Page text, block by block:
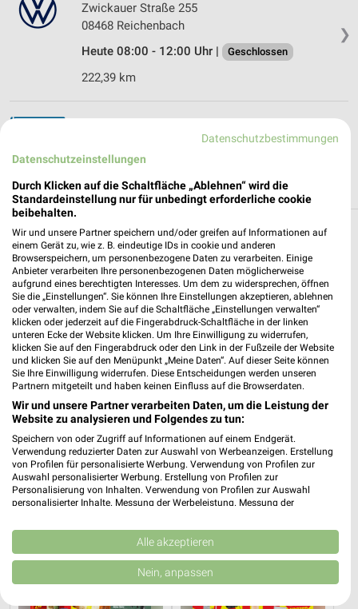
❯
Zwickauer Straße 255
08468 Reichenbach
Heute 08:00 - 12:00 Uhr |
Geschlossen
222,39 km
08468 Reichenbach
222,47 km
Auto & Motorrad Filialen in Bad Schlema
Egal ob pitstop oder viele mehr in Bad Schlema und Umgebung
findest Du alles zum Thema Auto & Motorrad. Finde hier
Filialen und Öffnungszeiten.
Aktuelle Prospekte für Bad Schlema und
Umgebung
16 Prospekte
Lidl Lidl
Datenschutzbestimmungen
Datenschutzeinstellungen
Durch Klicken auf die Schaltfläche „Ablehnen“ wird die
Standardeinstellung nur für unbedingt erforderliche cookie
beibehalten.
Wir und unsere Partner speichern und/oder greifen auf Informationen auf
einem Gerät zu, wie z. B. eindeutige IDs in cookie und anderen
Browserspeichern, um personenbezogene Daten zu verarbeiten. Einige
Anbieter verarbeiten Ihre personenbezogenen Daten möglicherweise
aufgrund eines berechtigten Interesses. Um dem zu widersprechen, öffnen
Sie die „Einstellungen“. Sie können Ihre Einstellungen akzeptieren, ablehnen
oder verwalten, indem Sie auf die Schaltfläche „Einstellungen verwalten“
klicken oder jederzeit auf die Fingerabdruck-Schaltfläche in der linken
unteren Ecke der Website klicken. Um Ihre Einwilligung zu widerrufen,
klicken Sie auf den Fingerabdruck oder den Link in der Fußzeile der Website
und klicken Sie auf den Menüpunkt „Meine Daten“. Auf dieser Seite können
Sie Ihre Einwilligung widerrufen. Diese Entscheidungen werden unseren
Partnern mitgeteilt und haben keinen Einfluss auf die Browserdaten.
Wir und unsere Partner verarbeiten Daten, um die Leistung der
Website zu analysieren und Folgendes zu tun:
Speichern von oder Zugriff auf Informationen auf einem Endgerät.
Verwendung reduzierter Daten zur Auswahl von Werbeanzeigen. Erstellung
von Profilen für personalisierte Werbung. Verwendung von Profilen zur
Auswahl personalisierter Werbung. Erstellung von Profilen zur
Personalisierung von Inhalten. Verwendung von Profilen zur Auswahl
personalisierter Inhalte. Messung der Werbeleistung. Messung der
Kombinationen von Daten aus verschiedenen Quellen. Entwicklung und
Verbesserung der Angebote. Verwendung reduzierter Daten zur Auswahl
von Inhalten.
Daten können außerhalb der Europäischen Union weitergegeben und in die
USA gesendet werden.
Alle akzeptieren
Nein, anpassen